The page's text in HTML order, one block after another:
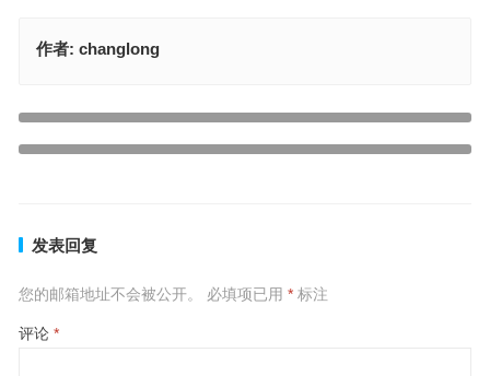
作者: changlong
发表回复
您的邮箱地址不会被公开。 必填项已用 *标注
评论 *